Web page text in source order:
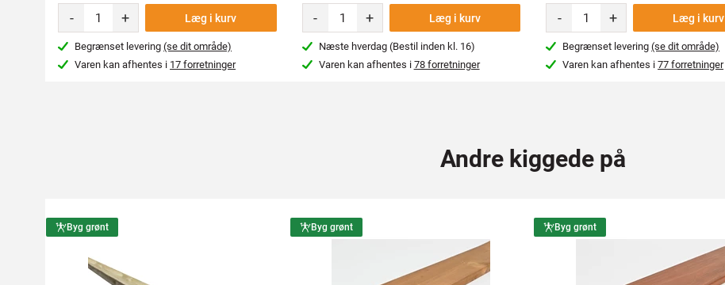
- + Læg i kurv
Begrænset levering(se dit område)
Varen kan afhentes i 17 forretninger
- + Læg i kurv
Næste hverdag (Bestil inden kl. 16)
Varen kan afhentes i 78 forretninger
- + Læg i kurv
Begrænset levering(se dit område)
Varen kan afhentes i77 forretninger
Andre kiggede på
Byg grønt Byg grønt Byg grønt